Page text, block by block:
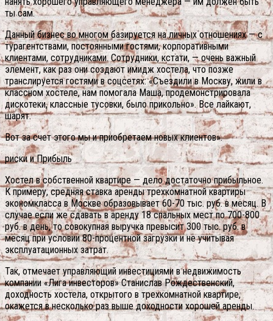
ты сам.
Данный бизнес во многом базируется на личных отношениях — с
турагентствами, постоянными гостями, корпоративными
клиентами, сотрудниками. Сотрудники, кстати, — очень важный
элемент, как раз они создают имидж хостела, что позже
транслируется гостями в соцсетях: «Съездили в Москву, жили в
классном хостеле, нам помогала Маша, продемонстрировала
дискотеки, классные тусовки, было прикольно». Все лайкают,
шарят.
Вот за счет этого мы и приобретаем новых клиентов».
риски и Прибыль
Хостел в собственной квартире — дело достаточно прибыльное.
К примеру, средняя ставка аренды трехкомнатной квартиры
экономкласса в Москве образовывает 60-70 тыс. руб. в месяц. В
случае если же сдавать в аренду 18 спальных мест по 700-800
руб. в день, то совокупная выручка превысит 300 тыс. руб. в
месяц при условии 80-процентной загрузки и не учитывая
эксплуатационных затрат.
Так, отмечает управляющий инвестициями в недвижимость
компании «Лига инвесторов» Станислав Рождественский,
доходность хостела, открытого в трехкомнатной квартире,
окажется в несколько раз выше доходности хорошей аренды.